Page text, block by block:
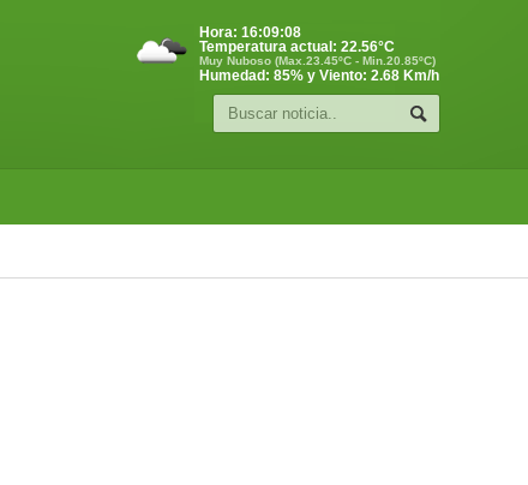
Hora: 16:09:09
Temperatura actual: 22.56°C
Muy Nuboso (Max.23.45ºC - Min.20.85ºC)
Humedad: 85% y Viento: 2.68 Km/h